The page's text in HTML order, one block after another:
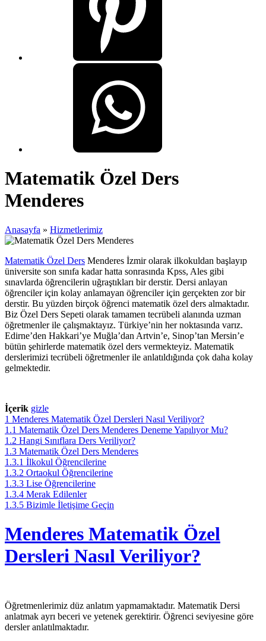
Matematik Özel Ders
Menderes
Anasayfa » Hizmetlerimiz
Matematik Özel Ders Menderes İzmir olarak ilkokuldan başlayıp
üniversite son sınıfa kadar hatta sonrasında Kpss, Ales gibi
sınavlarda öğrencilerin uğraştıkları bir derstir. Dersi anlayan
öğrenciler için kolay anlamayan öğrenciler için gerçekten zor bir
derstir. Bu yüzden birçok öğrenci matematik özel ders almaktadır.
Biz Özel Ders Sepeti olarak tamamen tecrübeli alanında uzman
öğretmenler ile çalışmaktayız. Türkiye’nin her noktasında varız.
Edirne’den Hakkari’ye Muğla’dan Artvin’e, Sinop’tan Mersin’e
bütün şehirlerde matematik özel ders vermekteyiz. Matematik
derslerimizi tecrübeli öğretmenler ile anlatıldığında çok daha kolay
gelmektedir.
İçerik gizle
1 Menderes Matematik Özel Dersleri Nasıl Veriliyor?
1.1 Matematik Özel Ders Menderes Deneme Yapılıyor Mu?
1.2 Hangi Sınıflara Ders Veriliyor?
1.3 Matematik Özel Ders Menderes
1.3.1 İlkokul Öğrencilerine
1.3.2 Ortaokul Öğrencilerine
1.3.3 Lise Öğrencilerine
1.3.4 Merak Edilenler
1.3.5 Bizimle İletişime Geçin
Menderes Matematik Özel
Dersleri Nasıl Veriliyor?
Öğretmenlerimiz düz anlatım yapmamaktadır. Matematik Dersi
anlatmak ayrı beceri ve yetenek gerektirir. Öğrenci seviyesine göre
dersler anlatılmaktadır.